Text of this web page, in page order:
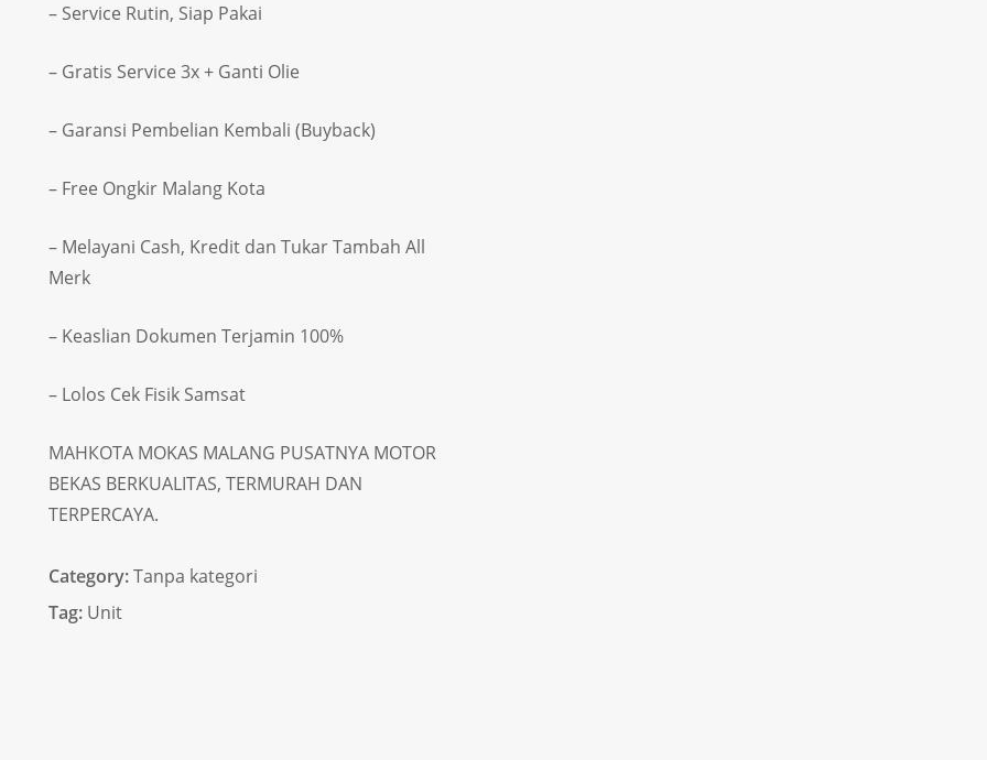
– Service Rutin, Siap Pakai
– Gratis Service 3x + Ganti Olie
– Garansi Pembelian Kembali (Buyback)
– Free Ongkir Malang Kota
– Melayani Cash, Kredit dan Tukar Tambah All
Merk
– Keaslian Dokumen Terjamin 100%
– Lolos Cek Fisik Samsat
МАНКОТА MOKAS MALANG PUSATNYA MOTOR
BEKAS BERKUALITAS, TERMURAH DAN
TERPERCAYA.
Category:Tanpa kategori
Tag: Unit